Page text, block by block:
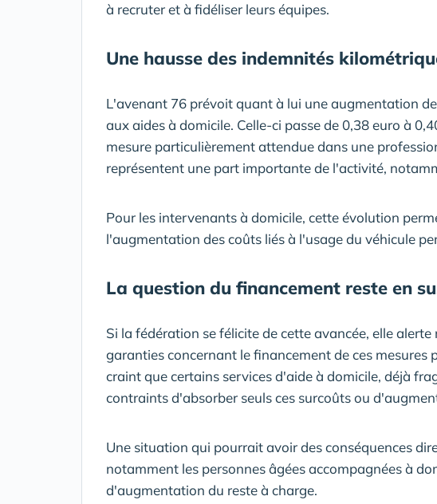
à recruter et à fidéliser leurs équipes.
Une hausse des indemnités
L'avenant 76 prévoit quant à lui une augmentation
aux aides à domicile. Celle-ci passe de 0,38 euro à
mesure particulièrement attendue dans une
représentent une part importante de l'activité,
Pour les intervenants à domicile, cette évolution
l'augmentation des coûts liés à l'usage du véhicule
La question du financement reste en
Si la fédération se félicite de cette avancée, elle
garanties concernant le financement de ces mesures
craint que certains services d'aide à domicile, déjà
contraints d'absorber seuls ces surcoûts ou
Une situation qui pourrait avoir des conséquences
notamment les personnes âgées accompagnées à
d'augmentation du reste à charge.